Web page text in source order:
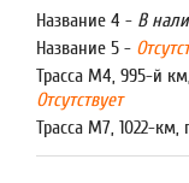
Название 4 - В
Название 5 -
Трасса М4, 995-й
Отсутствует
Трасса М7, 1022-км,